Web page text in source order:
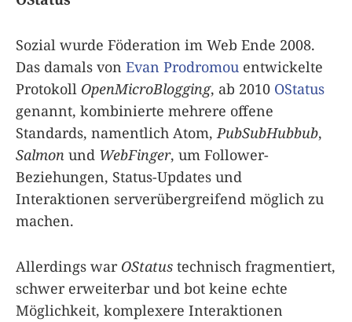
Sozial wurde Föderation im Web Ende 2008.
Das damals von Evan Prodromou entwickelte
Protokoll OpenMicroBlogging, ab 2010 OStatus
genannt, kombinierte mehrere offene
Standards, namentlich Atom, PubSubHubbub,
Salmon und WebFinger, um Follower-
Beziehungen, Status-Updates und
Interaktionen serverübergreifend möglich zu
machen.
Allerdings war OStatus technisch fragmentiert,
schwer erweiterbar und bot keine echte
Möglichkeit, komplexere Interaktionen